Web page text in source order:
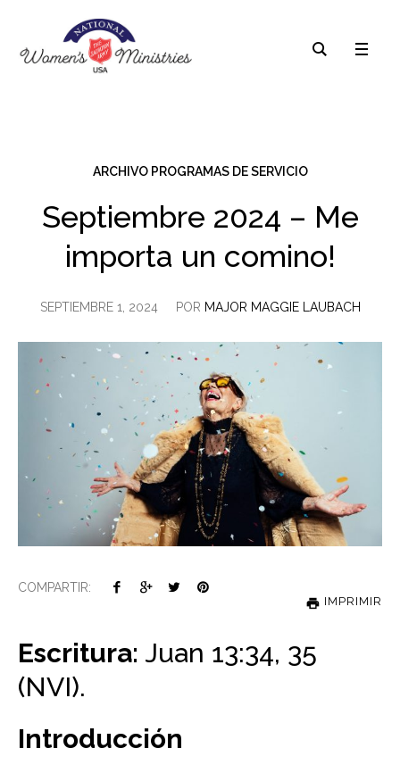
ARCHIVO PROGRAMAS DE SERVICIO
Septiembre 2024 – Me
importa un comino!
SEPTIEMBRE 1, 2024 POR MAJOR MAGGIE LAUBACH
COMPARTIR:
IMPRIMIR
Escritura: Juan 13:34, 35
(NVI).
Introducción